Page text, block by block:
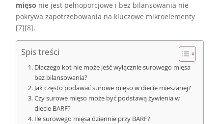
mięso nie jest pełnoporcjowe i bez bilansowania nie
pokrywa zapotrzebowania na kluczowe mikroelementy
[7][8].
Spis treści
Dlaczego kot nie może jeść wyłącznie surowego mięsa
bez bilansowania?
Jak często podawać surowe mięso w diecie mieszanej?
Czy surowe mięso może być podstawą żywienia w
diecie BARF?
Ile surowego mięsa dziennie przy BARF?